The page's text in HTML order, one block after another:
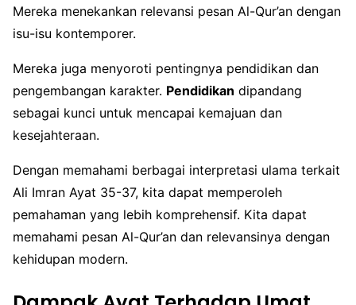
Mereka menekankan relevansi pesan Al-Qur’an dengan
isu-isu kontemporer.
Mereka juga menyoroti pentingnya pendidikan dan
pengembangan karakter. Pendidikan dipandang
sebagai kunci untuk mencapai kemajuan dan
kesejahteraan.
Dengan memahami berbagai interpretasi ulama terkait
Ali Imran Ayat 35-37, kita dapat memperoleh
pemahaman yang lebih komprehensif. Kita dapat
memahami pesan Al-Qur’an dan relevansinya dengan
kehidupan modern.